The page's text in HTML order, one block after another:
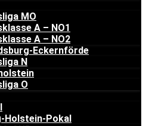
MO
A – NO1
A – NO2
Eckernförde
N
O
Holstein-Pokal